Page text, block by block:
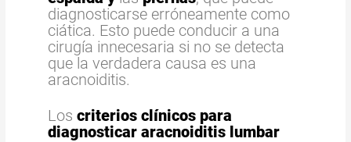
diagnosticarse erróneamente como
ciática. Esto puede conducir a una
cirugía innecesaria si no se detecta
que la verdadera causa es una
aracnoiditis.
Loscriterios clínicos para
diagnosticar aracnoiditis lumbar